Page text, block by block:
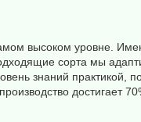
высоком уровне.
сорта мы
знаний практикой,
достигает